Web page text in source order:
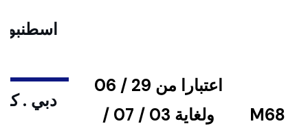
M68
اعتبارا من 29 / 06
ولغاية 03 / 07 /
دبي .